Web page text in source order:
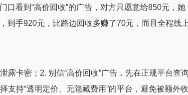
看到“高价回收”的广告，对方只愿意给850元，她
到手920元，比路边回收多赚了70元，而且全程线
露卡密；2. 别信“高价回收”广告，先在正规平台查
择支持“透明定价、无隐藏费用”的平台，避免被额外收